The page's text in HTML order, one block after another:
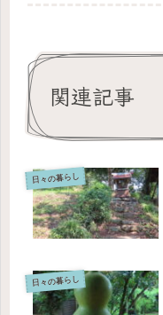
関連記事
日々の暮らし
日々の暮らし